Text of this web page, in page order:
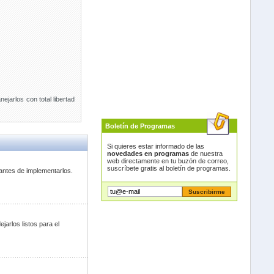
con total libertad
de implementarlos.
listos para el
Boletín de Programas
Si quieres estar informado de las
novedades en programasde nuestra
web directamente en tu buzón de correo,
suscríbete gratis al boletín de programas.